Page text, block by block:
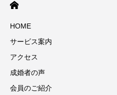
HOME
サービス案内
アクセス
成婚者の声
会員のご紹介